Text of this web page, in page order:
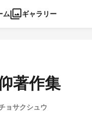
ム ギャラリー
著作集
ョサクシュウ